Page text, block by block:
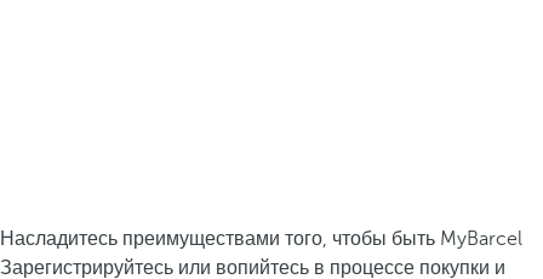
Насладитесь преимуществами того, чтобы быть MyBarcel
Зарегистрируйтесь или вопийтесь в процессе покупки и